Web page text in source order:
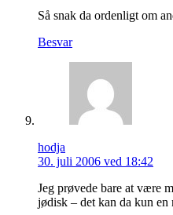
Så snak da ordenligt om
Besvar
hodja
30. juli 2006 ved 18:42
Jeg prøvede bare at være
jødisk – det kan da kun en